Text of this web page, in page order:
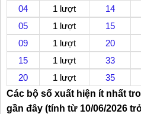
04
1 lượt 14
05
1 lượt 15
09
1 lượt 20
15
1 lượt 33
20
1 lượt 35
Các bộ số xuất hiện ít nhất
gần đây (tính từ 10/06/2026